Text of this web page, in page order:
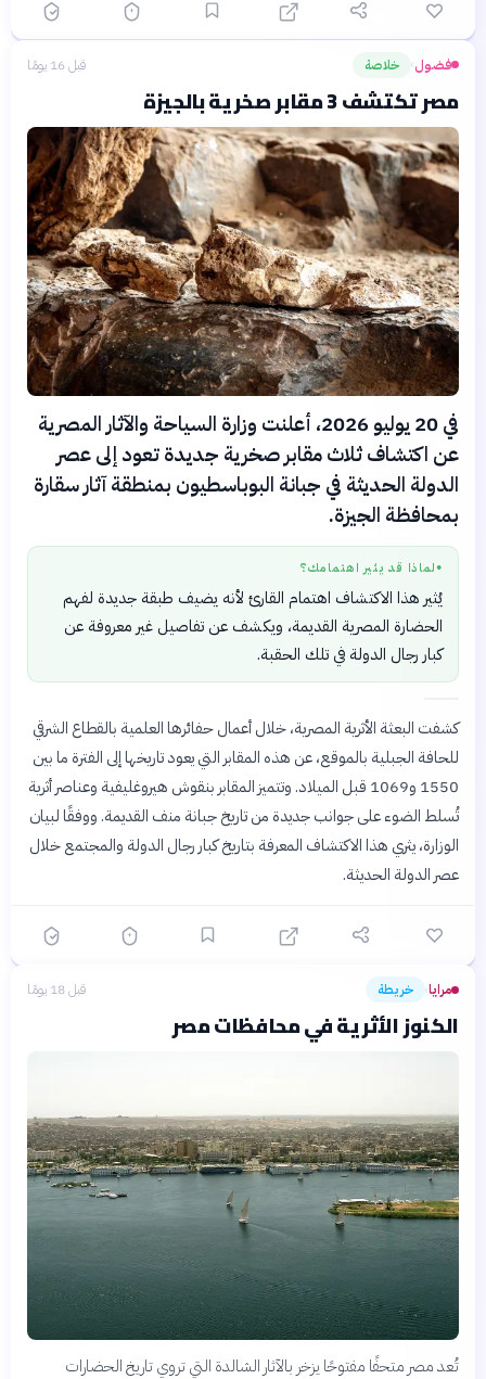
فضول› خلاصة قبل 16 يومًا
مصر تكتشف 3 مقابر صخرية بالجيزة
في 20 يوليو 2026، أعلنت وزارة السياحة والآثار المصرية
عن اكتشاف ثلاث مقابر صخرية جديدة تعود إلى عصر
الدولة الحديثة في جبانة البوباسطيون بمنطقة آثار سقارة
بمحافظة الجيزة.
● لماذا قد يثير اهتمامك؟
يُثير هذا الاكتشاف اهتمام القارئ لأنه يضيف طبقة جديدة لفهم
الحضارة المصرية القديمة، ويكشف عن تفاصيل غير معروفة عن
كبار رجال الدولة في تلك الحقبة.
كشفت البعثة الأثرية المصرية، خلال أعمال حفائرها العلمية بالقطاع الشرقي
للحافة الجبلية بالموقع، عن هذه المقابر التي يعود تاريخها إلى الفترة ما بين
1550 و1069 قبل الميلاد. وتتميز المقابر بنقوش هيروغليفية وعناصر أثرية
تُسلط الضوء على جوانب جديدة من تاريخ جبانة منف القديمة. ووفقًا لبيان
الوزارة، يثري هذا الاكتشاف المعرفة بتاريخ كبار رجال الدولة والمجتمع خلال
عصر الدولة الحديثة.
مرايا› خريطة قبل 18 يومًا
الكنوز الأثرية في محافظات مصر
تُعد مصر متحفًا مفتوحًا يزخر بالآثار الشالدة التي تروي تاريخ الحضارات